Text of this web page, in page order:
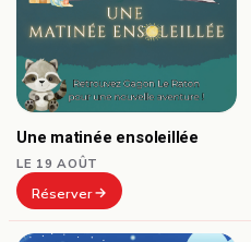
Une matinée ensoleillée
LE 19 AOÛT
Réserver